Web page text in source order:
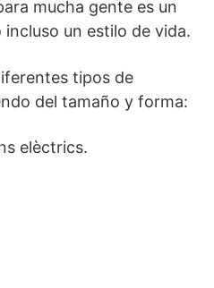
mucha gente es un
un estilo de vida.
tipos de
del tamaño y forma:
elèctrics.